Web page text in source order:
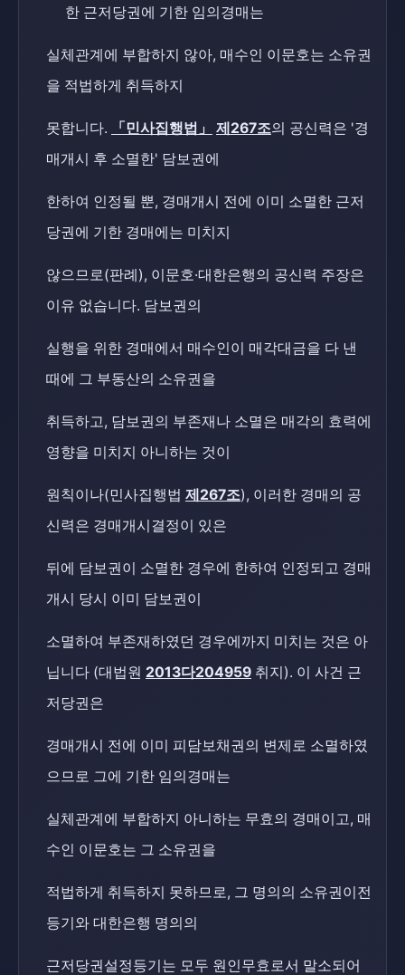
한 근저당권에 기한 임의경매는
실체관계에 부합하지 않아, 매수인 이문호는 소유권
을 적법하게 취득하지
못합니다. 「민사집행법」 제267조의 공신력은 '경
매개시 후 소멸한' 담보권에
한하여 인정될 뿐, 경매개시 전에 이미 소멸한 근저
당권에 기한 경매에는 미치지
않으므로(판례), 이문호·대한은행의 공신력 주장은
이유 없습니다. 담보권의
실행을 위한 경매에서 매수인이 매각대금을 다 낸
때에 그 부동산의 소유권을
취득하고, 담보권의 부존재나 소멸은 매각의 효력에
영향을 미치지 아니하는 것이
원칙이나(민사집행법 제267조), 이러한 경매의 공
신력은 경매개시결정이 있은
뒤에 담보권이 소멸한 경우에 한하여 인정되고 경매
개시 당시 이미 담보권이
소멸하여 부존재하였던 경우에까지 미치는 것은 아
닙니다 (대법원 2013다204959 취지). 이 사건 근
저당권은
경매개시 전에 이미 피담보채권의 변제로 소멸하였
으므로 그에 기한 임의경매는
실체관계에 부합하지 아니하는 무효의 경매이고, 매
수인 이문호는 그 소유권을
적법하게 취득하지 못하므로, 그 명의의 소유권이전
등기와 대한은행 명의의
근저당권설정등기는 모두 원인무효로서 말소되어